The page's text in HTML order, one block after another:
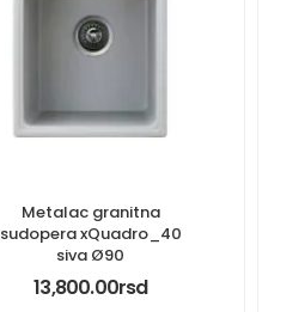
Metalac granitna
sudopera xQuadro_40
siva Ø90
13,800.00rsd